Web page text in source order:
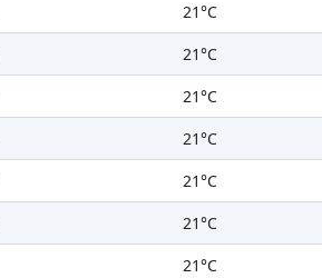
21°C
21°C
21°C
21°C
21°C
21°C
21°C